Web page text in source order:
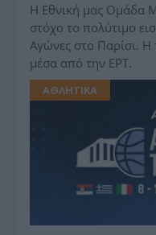
Η Εθνική μας Ομάδα
στόχο το πολύτιμο
Αγώνες στο Παρίσι. Η
μέσα από την ΕΡΤ.
ΑΘΛΗΤΙΚΑ